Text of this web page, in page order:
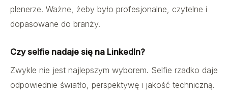
plenerze. Ważne, żeby było profesjonalne, czytelne i
dopasowane do branży.
Czy selfie nadaje się na LinkedIn?
Zwykle nie jest najlepszym wyborem. Selfie rzadko daje
odpowiednie światło, perspektywę i jakość techniczną.